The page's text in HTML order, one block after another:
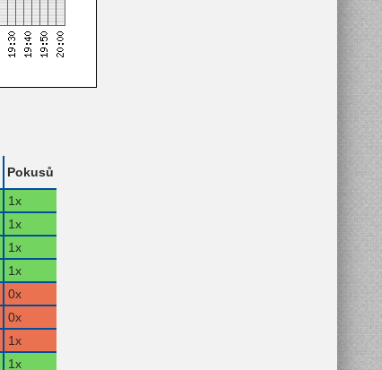
Pokusů
1x
1x
1x
1x
0x
0x
1x
1x